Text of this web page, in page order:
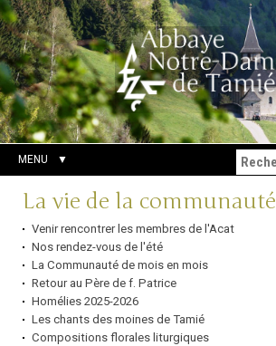
Aller
au
contenu.
|
Aller
à
la
navigation
Outils
personnels
Chercher par
Recherche
avancée…
MENU
Navigation
La vie de la communauté
Venir rencontrer les membres de l'Acat
Nos rendez-vous de l'été
La Communauté de mois en mois
Retour au Père de f. Patrice
Homélies 2025-2026
Les chants des moines de Tamié
Compositions florales liturgiques